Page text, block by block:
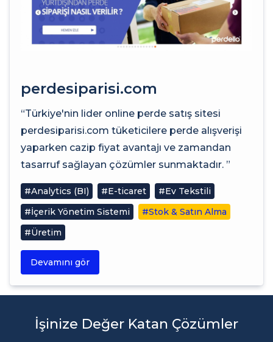
perdesiparisi.com
“Türkiye'nin lider online perde satış sitesi
perdesiparisi.com tüketicilere perde alışverişi
yaparken cazip fiyat avantajı ve zamandan
tasarruf sağlayan çözümler sunmaktadır. ”
#Analytics (BI) #E-ticaret
#Ev Tekstili
#İçerik Yönetim Sistemi
#Stok & Satın Alma
#Üretim
Devamını gör
İşinize Değer Katan Çözümler